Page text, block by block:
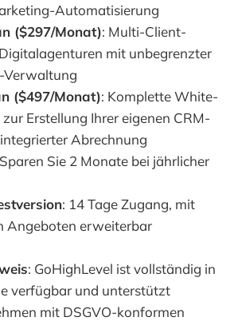
Automatisierung
($297/Monat): Multi-Client-
mit unbegrenzter
Verwaltung
($497/Monat): Komplette White-
Erstellung Ihrer eigenen CRM-
Abrechnung
Sie 2 Monate bei jährlicher
: 14 Tage Zugang, mit
Angeboten erweiterbar
: GoHighLevel ist vollständig in
verfügbar und unterstützt
mit DSGVO-konformen